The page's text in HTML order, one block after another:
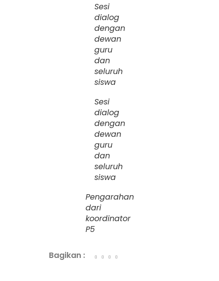
Sesi
dialog
dengan
dewan
guru
dan
seluruh
siswa
Sesi
dialog
dengan
dewan
guru
dan
seluruh
siswa
Pengarahan
dari
koordinator
P5
Bagikan :